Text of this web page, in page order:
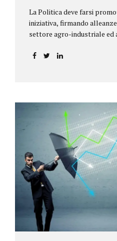
La Politica deve farsi
iniziativa, firmando
settore agro-industriale ed